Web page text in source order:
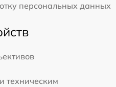
персональных данных
техническим